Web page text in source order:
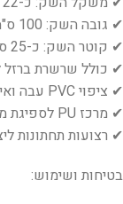
✔ גובה השק: 100 ס"מ
✔ קוטר השק: כ-25 ס"מ
✔ כולל שרשרת ברזל
✔ ציפוי PVC עבה ואיכותי
✔ מרכז PU לספיגת מכות
✔ רצועות תחתונות
בטיחות ושימוש: